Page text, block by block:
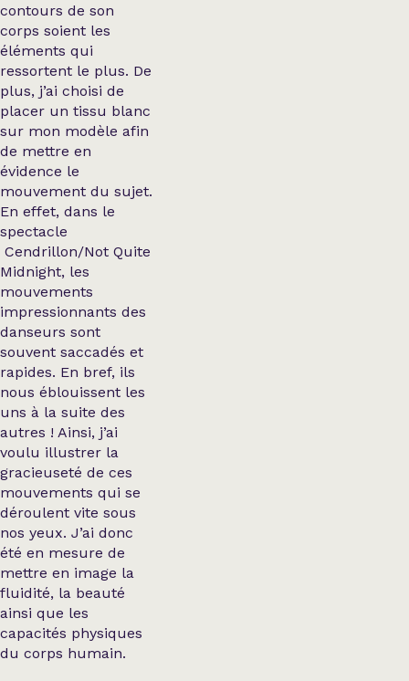
contours de son
corps soient les
éléments qui
ressortent le plus. De
plus, j’ai choisi de
placer un tissu blanc
sur mon modèle afin
de mettre en
évidence le
mouvement du sujet.
En effet, dans le
spectacle
Cendrillon/Not Quite
Midnight, les
mouvements
impressionnants des
danseurs sont
souvent saccadés et
rapides. En bref, ils
nous éblouissent les
uns à la suite des
autres ! Ainsi, j’ai
voulu illustrer la
gracieuseté de ces
mouvements qui se
déroulent vite sous
nos yeux. J’ai donc
été en mesure de
mettre en image la
fluidité, la beauté
ainsi que les
capacités physiques
du corps humain.